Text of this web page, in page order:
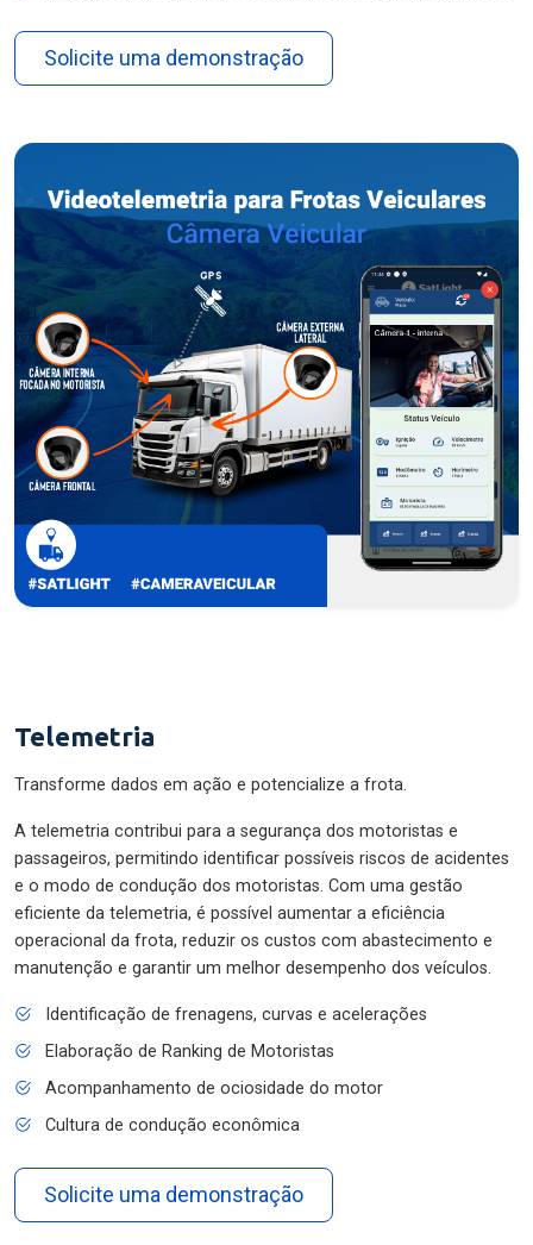
Solicite uma demonstração
Telemetria
Transforme dados em ação e potencialize a frota.
A telemetria contribui para a segurança dos motoristas e
passageiros, permitindo identificar possíveis riscos de acidentes
e o modo de condução dos motoristas. Com uma gestão
eficiente da telemetria, é possível aumentar a eficiência
operacional da frota, reduzir os custos com abastecimento e
manutenção e garantir um melhor desempenho dos veículos.
Identificação de frenagens, curvas e acelerações
Elaboração de Ranking de Motoristas
Acompanhamento de ociosidade do motor
Cultura de condução econômica
Solicite uma demonstração